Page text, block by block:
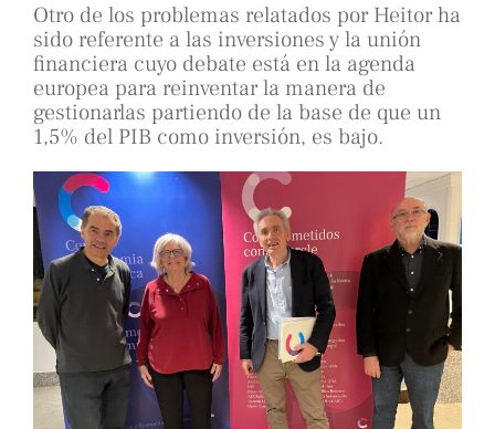
Otro de los problemas relatados por Heitor ha
sido referente a las inversiones y la unión
financiera cuyo debate está en la agenda
europea para reinventar la manera de
gestionarlas partiendo de la base de que un
1,5% del PIB como inversión, es bajo.